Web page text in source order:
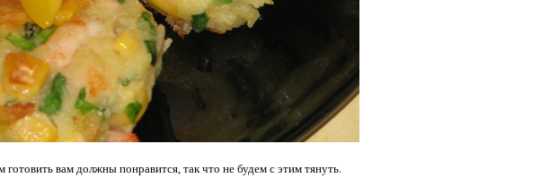
вам должны понравится, так что не будем с этим тянуть.